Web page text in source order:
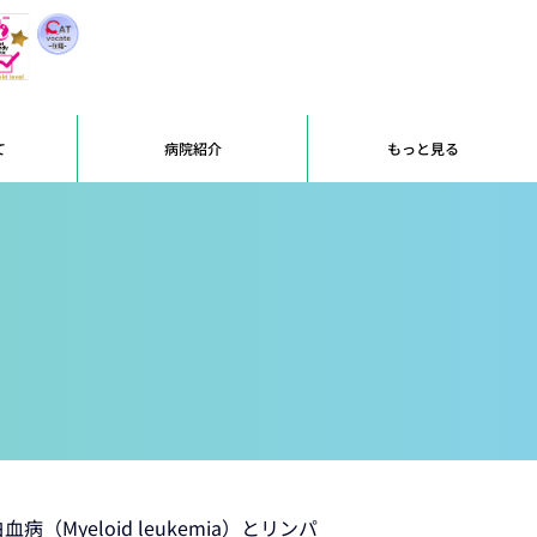
病院紹介 もっと見る
血病（Myeloid leukemia）とリンパ